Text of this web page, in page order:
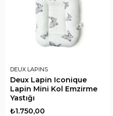
DEUX LAPINS
Deux Lapin Iconique
Lapin Mini Kol Emzirme
Yastığı
₺1.750,00